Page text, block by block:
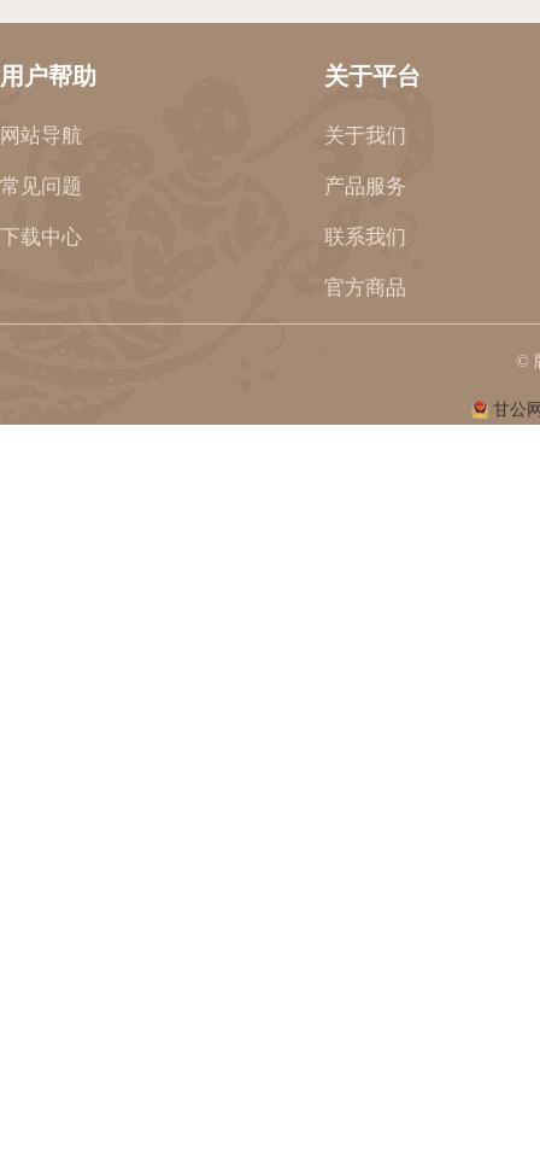
用户帮助
网站导航
常见问题
下载中心
关于平台
关于我们
产品服务
联系我们
官方商品
©
甘公